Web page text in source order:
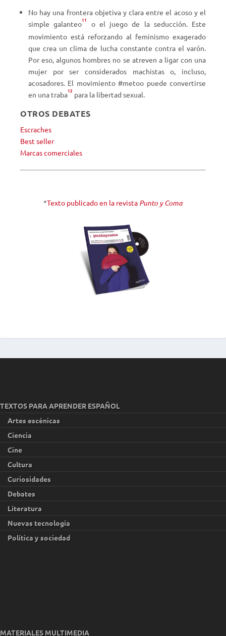
No hay una frontera objetiva y clara entre el acoso y el
simple galanteo11
o el juego de la seducción. Este
movimiento está reforzando al feminismo exagerado
que crea un clima de lucha constante contra el varón.
Por eso, algunos hombres no se atreven a ligar con una
mujer por ser considerados machistas o, incluso,
acosadores. El movimiento #metoo puede convertirse
en una traba12 para la libertad sexual.
OTROS DEBATES
Escraches
Best seller
Marcas comerciales
*Texto publicado en la revista Punto y Coma
TEXTOS PARA APRENDER ESPAÑOL
Artes escénicas
Ciencia
Cine
Cultura
Curiosidades
Debates
Literatura
Nuevas tecnología
Política y sociedad
MATERIALES MULTIMEDIA